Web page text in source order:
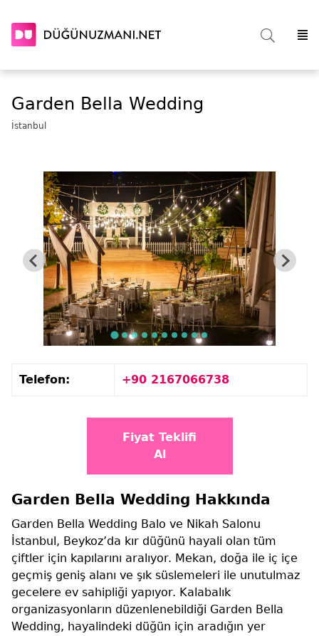
Garden Bella Wedding
İstanbul
Telefon: +90 2167066738
Fiyat Teklifi
Al
Garden Bella Wedding Hakkında
Garden Bella Wedding Balo ve Nikah Salonu
İstanbul, Beykoz’da kır düğünü hayali olan tüm
çiftler için kapılarını aralıyor. Mekan, doğa ile iç içe
geçmiş geniş alanı ve şık süslemeleri ile unutulmaz
gecelere ev sahipliği yapıyor. Kalabalık
organizasyonların düzenlenebildiği Garden Bella
Wedding, hayalindeki düğün için aradığın yer